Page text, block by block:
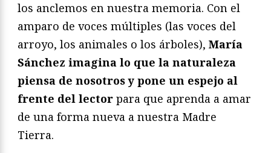
los anclemos en nuestra memoria. Con el
amparo de voces múltiples (las voces del
arroyo, los animales o los árboles), María
Sánchez imagina lo que la naturaleza
piensa de nosotros y pone un espejo al
frente del lector para que aprenda a amar
de una forma nueva a nuestra Madre
Tierra.